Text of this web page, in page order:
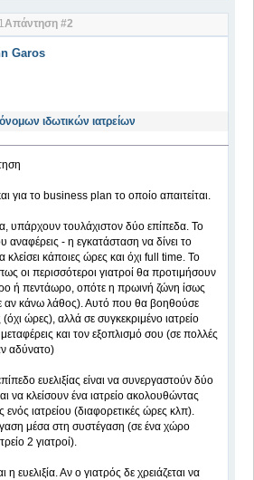
Απάντηση #2
Garos
ιδωτικών ιατρείων
για το business plan το οποίο απαιτείται.
υπάρχουν τουλάχιστον δύο επίπεδα. Το
αναφέρεις - η εγκατάσταση να δίνει το
κλείσει κάποιες ώρες και όχι full time. Το
οι περισσότεροι γιατροί θα προτιμήσουν
ή πεντάωρο, οπότε η πρωινή ζώνη ίσως
αν κάνω λάθος). Αυτό που θα βοηθούσε
(όχι ώρες), αλλά σε συγκεκριμένο ιατρείο
και τον εξοπλισμό σου (σε πολλές
αδύνατο)
ευελιξίας είναι να συνεργαστούν δύο
να κλείσουν ένα ιατρείο ακολουθώντας
ιατρείου (διαφορετικές ώρες κλπ).
μέσα στη συστέγαση (σε ένα χώρο
2 γιατροί).
ευελιξία. Αν ο γιατρός δε χρειάζεται να